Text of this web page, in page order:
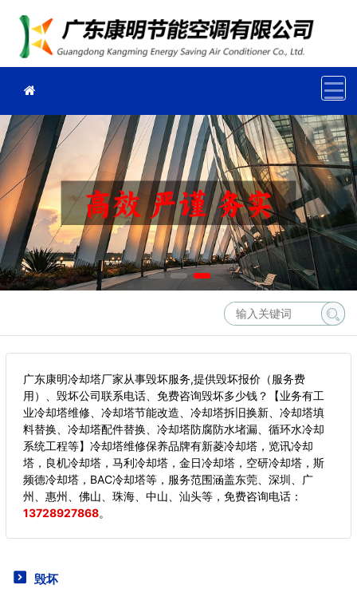
广东康明冷却塔厂家从事毁坏服务,提供毁坏报价（服务费
用）、毁坏公司联系电话、免费咨询毁坏多少钱？【业务有工
业冷却塔维修、冷却塔节能改造、冷却塔拆旧换新、冷却塔填
料替换、冷却塔配件替换、冷却塔防腐防水堵漏、循环水冷却
系统工程等】冷却塔维修保养品牌有新菱冷却塔，览讯冷却
塔，良机冷却塔，马利冷却塔，金日冷却塔，空研冷却塔，斯
频德冷却塔，BAC冷却塔等，服务范围涵盖东莞、深圳、广
州、惠州、佛山、珠海、中山、汕头等， 免费咨询电话：
13728927868。
毁坏